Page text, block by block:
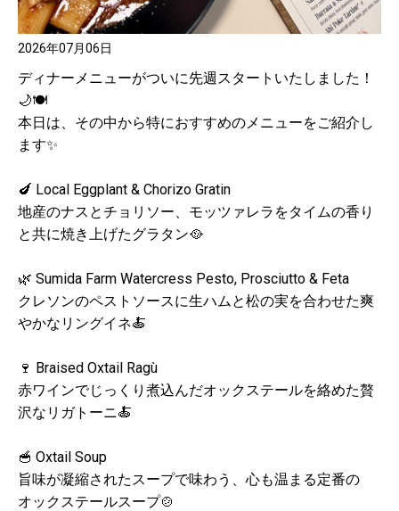
2026年07月06日
ディナーメニューがついに先週スタートいたしました！
🌙🍽️
本日は、その中から特におすすめのメニューをご紹介し
ます✨
🍆 Local Eggplant & Chorizo Gratin
地産のナスとチョリソー、モッツァレラをタイムの香り
と共に焼き上げたグラタン🥘
🌿 Sumida Farm Watercress Pesto, Prosciutto & Feta
クレソンのペストソースに生ハムと松の実を合わせた爽
やかなリングイネ🍝
🍷 Braised Oxtail Ragù
赤ワインでじっくり煮込んだオックステールを絡めた贅
沢なリガトーニ🍝
🥣 Oxtail Soup
旨味が凝縮されたスープで味わう、心も温まる定番の
オックステールスープ🍲